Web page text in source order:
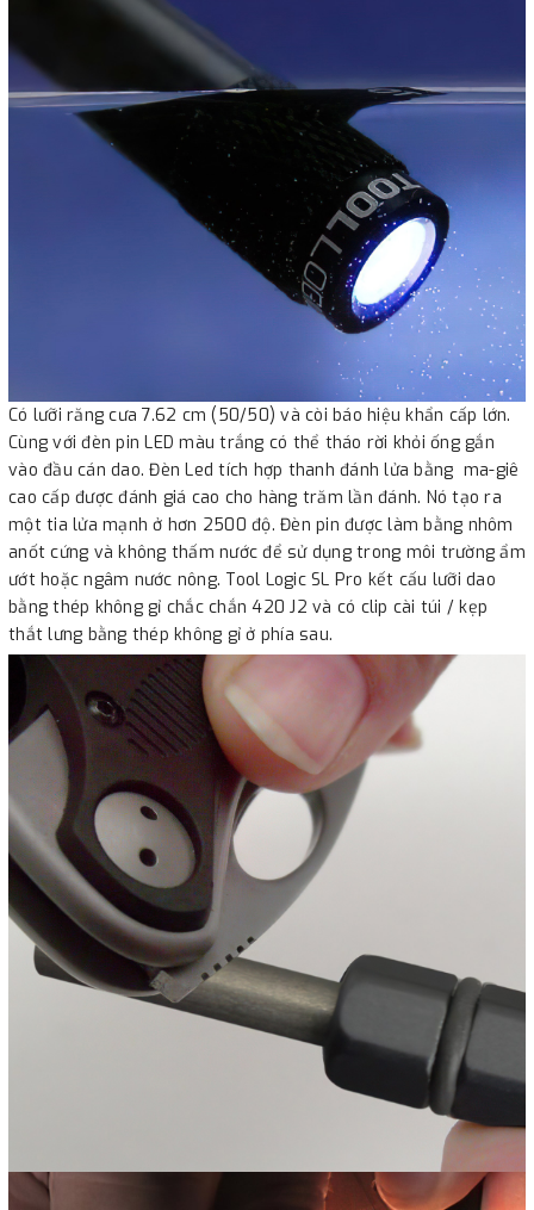
Có lưỡi răng cưa 7.62 cm (50/50) và còi báo hiệu khẩn cấp lớn.
Cùng với đèn pin LED màu trắng có thể tháo rời khỏi ống gắn
vào đầu cán dao. Đèn Led tích hợp thanh đánh lửa bằng ma-giê
cao cấp được đánh giá cao cho hàng trăm lần đánh. Nó tạo ra
một tia lửa mạnh ở hơn 2500 độ. Đèn pin được làm bằng nhôm
anốt cứng và không thấm nước để sử dụng trong môi trường ẩm
ướt hoặc ngâm nước nông. Tool Logic SL Pro kết cấu lưỡi dao
bằng thép không gỉ chắc chắn 420 J2 và có clip cài túi / kẹp
thắt lưng bằng thép không gỉ ở phía sau.